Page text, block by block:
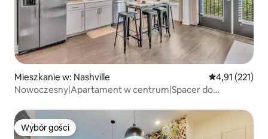
Mieszkanie w: Nashville Średnia
4,91 (221)
Nowoczesny|Apartament w centrum|Spacer do
Wybór gości
Wybór gości